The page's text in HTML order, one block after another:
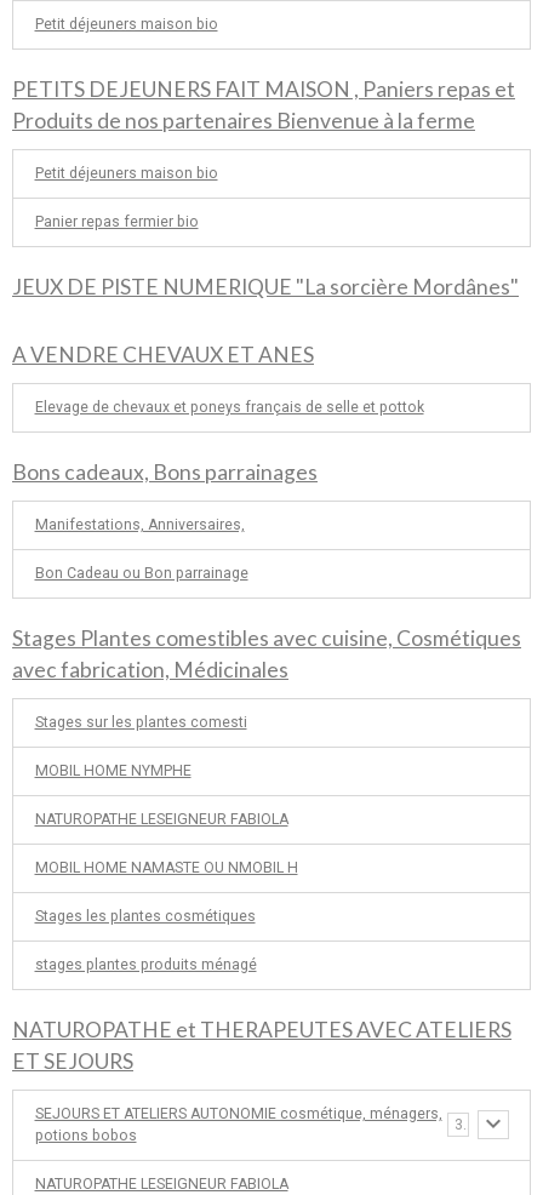
Petit déjeuners maison bio
PETITS DEJEUNERS FAIT MAISON , Paniers repas et
Produits de nos partenaires Bienvenue à la ferme
Petit déjeuners maison bio
Panier repas fermier bio
JEUX DE PISTE NUMERIQUE "La sorcière Mordânes"
A VENDRE CHEVAUX ET ANES
Elevage de chevaux et poneys français de selle et pottok
Bons cadeaux, Bons parrainages
Manifestations, Anniversaires,
Bon Cadeau ou Bon parrainage
Stages Plantes comestibles avec cuisine, Cosmétiques
avec fabrication, Médicinales
Stages sur les plantes comesti
MOBIL HOME NYMPHE
NATUROPATHE LESEIGNEUR FABIOLA
MOBIL HOME NAMASTE OU NMOBIL H
Stages les plantes cosmétiques
stages plantes produits ménagé
NATUROPATHE et THERAPEUTES AVEC ATELIERS
ET SEJOURS
SEJOURS ET ATELIERS AUTONOMIE cosmétique, ménagers,
potions bobos
3
NATUROPATHE LESEIGNEUR FABIOLA